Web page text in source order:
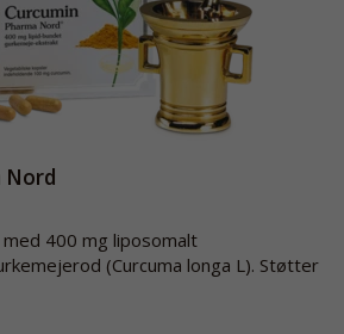
Nord
400 mg liposomalt
(Curcuma longa L). Støtter